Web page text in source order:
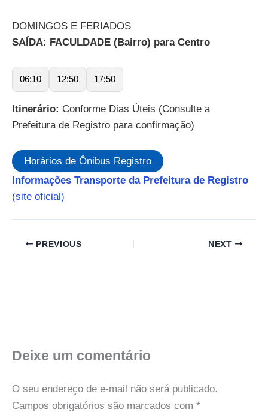
DOMINGOS E FERIADOS
SAÍDA: FACULDADE (Bairro) para Centro
06:10 12:50 17:50
Itinerário: Conforme Dias Úteis (Consulte a
Prefeitura de Registro para confirmação)
Horários de Ônibus Registro
Informações Transporte da Prefeitura de Registro
(site oficial)
PREVIOUS NEXT
Deixe um comentário
O seu endereço de e-mail não será publicado.
Campos obrigatórios são marcados com *